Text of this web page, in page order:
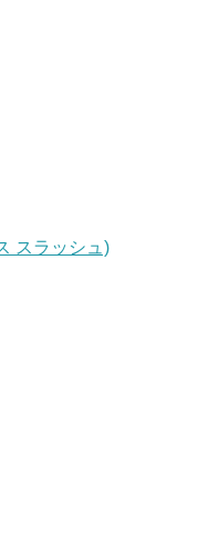
スラッシュ)